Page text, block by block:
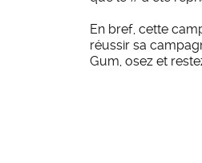
En bref, cette
réussir sa
Gum, osez et